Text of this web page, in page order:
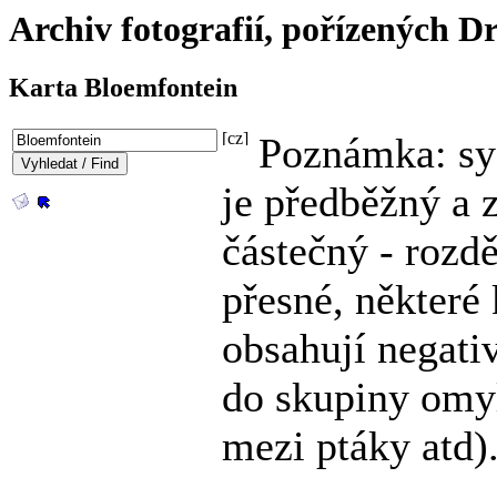
Archiv fotografií, pořízených
Karta Bloemfontein
Poznámka:
je předběžný a
částečný -
přesné, některé
obsahují
do skupiny
mezi ptáky